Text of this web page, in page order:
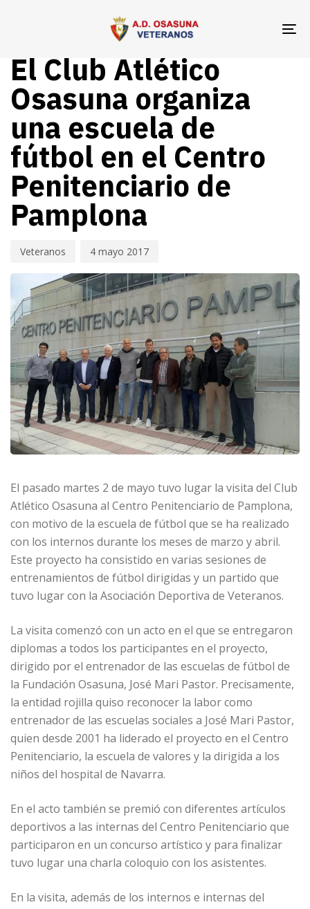
navigation
Skip
content
VETERANOS OSASUNA
El Club Atlético
Osasuna organiza
una escuela de
fútbol en el Centro
Penitenciario de
Pamplona
Veteranos 4 mayo 2017
El pasado martes 2 de mayo tuvo lugar la visita del Club
Atlético Osasuna al Centro Penitenciario de Pamplona,
con motivo de la escuela de fútbol que se ha realizado
con los internos durante los meses de marzo y abril.
Este proyecto ha consistido en varias sesiones de
entrenamientos de fútbol dirigidas y un partido que
tuvo lugar con la Asociación Deportiva de Veteranos.
La visita comenzó con un acto en el que se entregaron
diplomas a todos los participantes en el proyecto,
dirigido por el entrenador de las escuelas de fútbol de
la Fundación Osasuna, José Mari Pastor. Precisamente,
la entidad rojilla quiso reconocer la labor como
entrenador de las escuelas sociales a José Mari Pastor,
quien desde 2001 ha liderado el proyecto en el Centro
Penitenciario, la escuela de valores y la dirigida a los
niños del hospital de Navarra.
En el acto también se premió con diferentes artículos
deportivos a las internas del Centro Penitenciario que
participaron en un concurso artístico y para finalizar
tuvo lugar una charla coloquio con los asistentes.
En la visita, además de los internos e internas del